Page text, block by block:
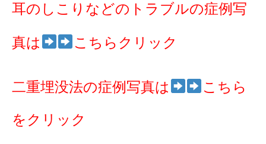
耳のしこりなどのトラブルの症例写
真は こちらクリック
二重埋没法の症例写真は こちら
をクリック